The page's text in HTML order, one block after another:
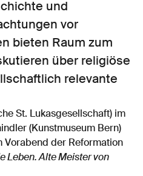
und
vor
bieten Raum zum
über religiöse
relevante
St. Lukasgesellschaft) im
(Kunstmuseum Bern)
Vorabend der Reformation
Leben. Alte Meister von